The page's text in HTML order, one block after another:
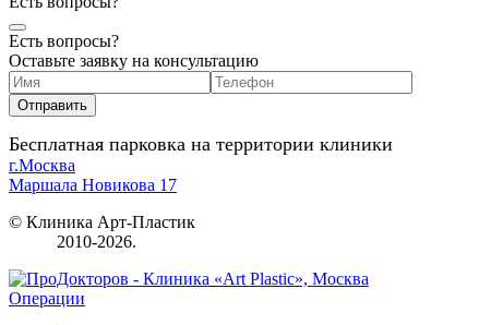
Есть вопросы?
Оставьте заявку на консультацию
Бесплатная парковка на территории клиники
г.Москва
Маршала Новикова 17
© Клиника Арт-Пластик
2010-2026.
Операции